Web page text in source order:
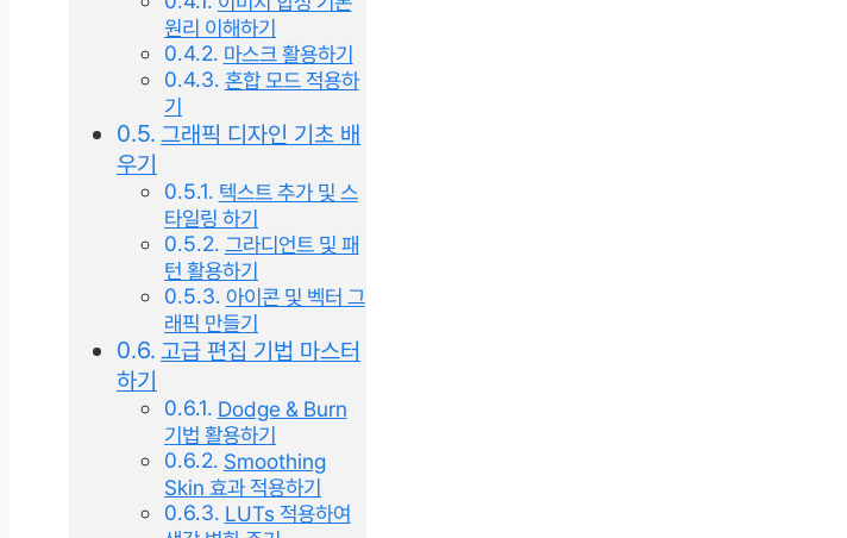
원리 이해하기
마스크 활용하기
혼합 모드 적용하
기
그래픽 디자인 기초 배
우기
텍스트 추가 및 스
타일링 하기
그라디언트 및 패
턴 활용하기
아이콘 및 벡터 그
래픽 만들기
고급 편집 기법 마스터
하기
Dodge & Burn
기법 활용하기
Smoothing
Skin 효과 적용하기
LUTs 적용하여